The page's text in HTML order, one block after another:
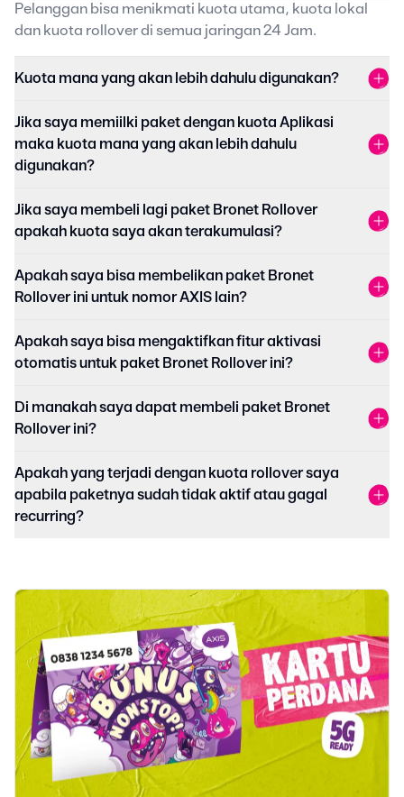
Pelanggan bisa menikmati kuota utama, kuota lokal
dan kuota rollover di semua jaringan 24 Jam.
Kuota mana yang akan lebih dahulu digunakan?
Jika saya memiilki paket dengan kuota Aplikasi
maka kuota mana yang akan lebih dahulu
digunakan?
Jika saya membeli lagi paket Bronet Rollover
apakah kuota saya akan terakumulasi?
Apakah saya bisa membelikan paket Bronet
Rollover ini untuk nomor AXIS lain?
Apakah saya bisa mengaktifkan fitur aktivasi
otomatis untuk paket Bronet Rollover ini?
Di manakah saya dapat membeli paket Bronet
Rollover ini?
Apakah yang terjadi dengan kuota rollover saya
apabila paketnya sudah tidak aktif atau gagal
recurring?